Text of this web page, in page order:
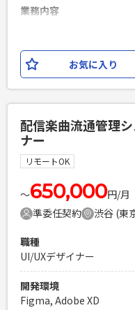
業務内容
必須スキル
PHPを用いたWebサ
Laravelを用いた開発
お気に入り
配信楽曲流通管理
ナー
リモートOK
〜650,000円/月
準委任契約
渋谷 (東
職種
UI/UXデザイナー
開発環境
Figma, Adobe XD